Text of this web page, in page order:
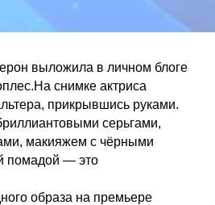
выложила в личном блоге
снимке актриса
прикрывшись руками.
серьгами,
макияжем с чёрными
помадой — это
образа на премьере